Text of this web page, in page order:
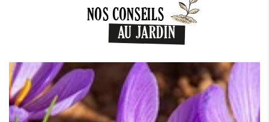
NOS CONSEILS
AU JARDIN